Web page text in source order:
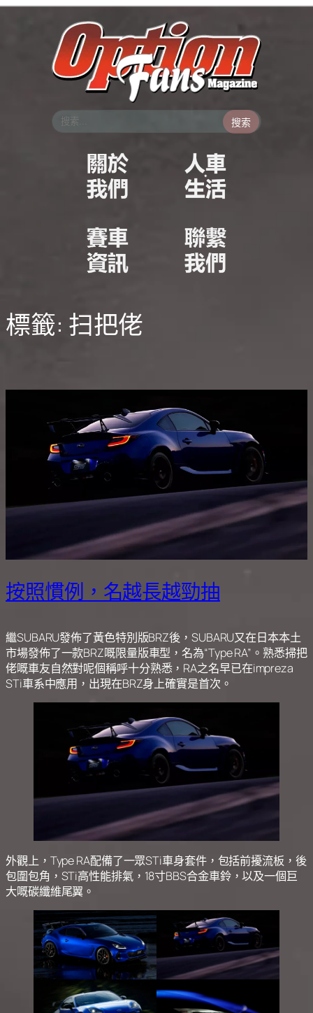
搜索
標籤: 扫把佬
按照慣例，名越長越勁抽
繼SUBARU發佈了黃色特別版BRZ後，SUBARU又在日本本土
市場發佈了一款BRZ嘅限量版車型，名為“Type RA”。熟悉掃把
佬嘅車友自然對呢個稱呼十分熟悉，RA之名早已在impreza
STi車系中應用，出現在BRZ身上確實是首次。
外觀上，Type RA配備了一眾STi車身套件，包括前擾流板，後
包圍包角，STi高性能排氣，18寸BBS合金車鈴，以及一個巨
大嘅碳纖維尾翼。